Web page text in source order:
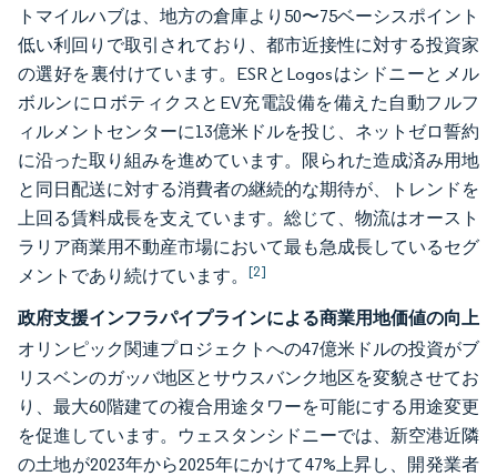
トマイルハブは、地方の倉庫より50〜75ベーシスポイント
低い利回りで取引されており、都市近接性に対する投資家
の選好を裏付けています。ESRとLogosはシドニーとメル
ボルンにロボティクスとEV充電設備を備えた自動フルフ
ィルメントセンターに13億米ドルを投じ、ネットゼロ誓約
に沿った取り組みを進めています。限られた造成済み用地
と同日配送に対する消費者の継続的な期待が、トレンドを
上回る賃料成長を支えています。総じて、物流はオースト
ラリア商業用不動産市場において最も急成長しているセグ
メントであり続けています。 [2]
政府支援インフラパイプラインによる商業用地価値の向上
オリンピック関連プロジェクトへの47億米ドルの投資がブ
リスベンのガッバ地区とサウスバンク地区を変貌させてお
り、最大60階建ての複合用途タワーを可能にする用途変更
を促進しています。ウェスタンシドニーでは、新空港近隣
の土地が2023年から2025年にかけて47%上昇し、開発業者